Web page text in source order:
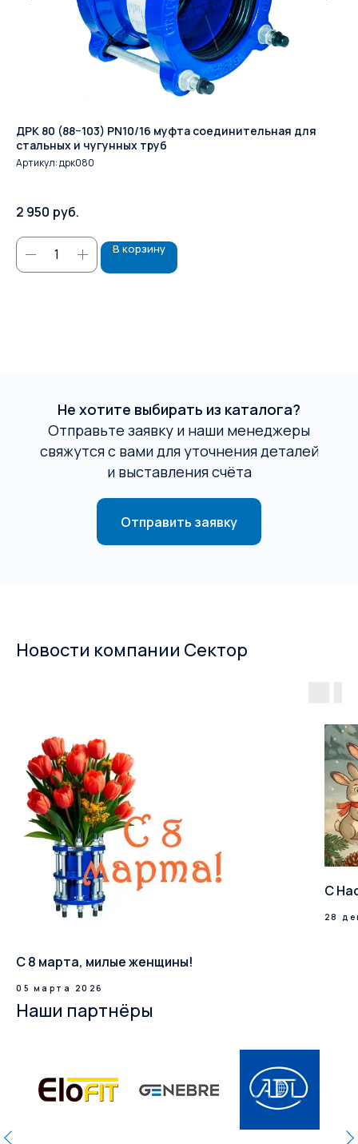
ДРК 80 (88−103) PN10/16 муфта соединительная для
стальных и чугунных труб
Артикул:дрк080
2 950 руб.
В корзину
Не хотите выбирать из каталога?
Отправьте заявку и наши менеджеры
свяжутся с вами для уточнения деталей
и выставления счёта
Отправить заявку
Новости компании Сектор
С 8 марта, милые женщины!
05 марта 2026
С
28
Наши партнёры